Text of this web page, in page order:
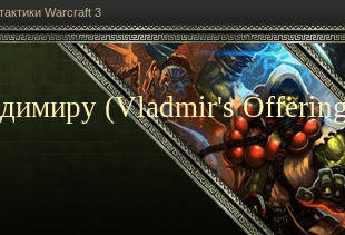
Warcraft 3
(Vladmir's